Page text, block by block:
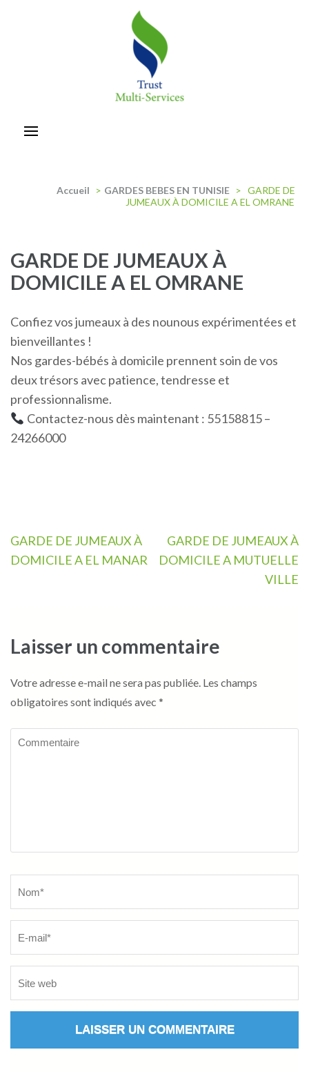
Accueil > GARDES BEBES EN TUNISIE > GARDE DE
JUMEAUX À DOMICILE A EL OMRANE
GARDE DE JUMEAUX À
DOMICILE A EL OMRANE
Confiez vos jumeaux à des nounous expérimentées et
bienveillantes !
Nos gardes-bébés à domicile prennent soin de vos
deux trésors avec patience, tendresse et
professionnalisme.
Contactez-nous dès maintenant : 55158815 –
24266000
Navigation
de
GARDE DE JUMEAUX À
DOMICILE A EL MANAR
GARDE DE JUMEAUX À
DOMICILE A MUTUELLE
VILLE
Laisser un commentaire
Votre adresse e-mail ne sera pas publiée. Les champs
obligatoires sont indiqués avec *
Commentaire